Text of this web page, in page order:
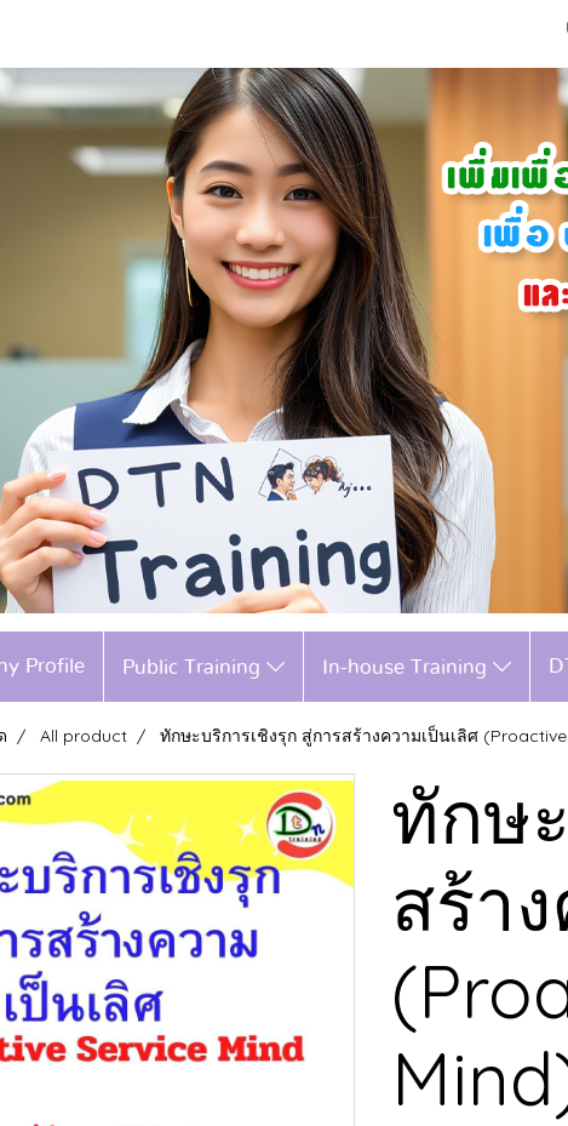
Profile Public Training In-house Training
All product ทักษะบริการเชิงรุก สู่การสร้างความเป็นเลิศ
ทักษ
สร้า